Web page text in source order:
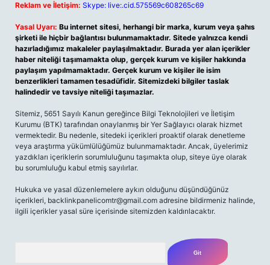
Reklam ve İletişim: Skype: live:.cid.575569c608265c69
Yasal Uyarı: Bu internet sitesi, herhangi bir marka, kurum veya şahıs
şirketi ile hiçbir bağlantısı bulunmamaktadır. Sitede yalnızca kendi
hazırladığımız makaleler paylaşılmaktadır. Burada yer alan içerikler
haber niteliği taşımamakta olup, gerçek kurum ve kişiler hakkında
paylaşım yapılmamaktadır. Gerçek kurum ve kişiler ile isim
benzerlikleri tamamen tesadüfidir. Sitemizdeki bilgiler taslak
halindedir ve tavsiye niteliği taşımazlar.
Sitemiz, 5651 Sayılı Kanun gereğince Bilgi Teknolojileri ve İletişim
Kurumu (BTK) tarafından onaylanmış bir Yer Sağlayıcı olarak hizmet
vermektedir. Bu nedenle, sitedeki içerikleri proaktif olarak denetleme
veya araştırma yükümlülüğümüz bulunmamaktadır. Ancak, üyelerimiz
yazdıkları içeriklerin sorumluluğunu taşımakta olup, siteye üye olarak
bu sorumluluğu kabul etmiş sayılırlar.
Hukuka ve yasal düzenlemelere aykırı olduğunu düşündüğünüz
içerikleri, backlinkpanelicomtr@gmail.com adresine bildirmeniz halinde,
ilgili içerikler yasal süre içerisinde sitemizden kaldırılacaktır.